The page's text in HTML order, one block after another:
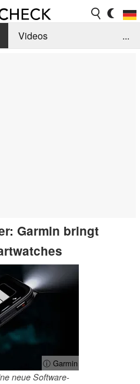
Videos
...
Garmin bringt
ⓘ Garmin
neue Software-